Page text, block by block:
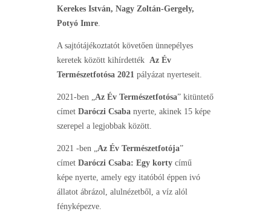
Kerekes István, Nagy Zoltán-Gergely,
Potyó Imre.
A sajtótájékoztatót követően ünnepélyes
keretek között kihírdették Az Év
Természetfotósa 2021 pályázat nyerteseit.
2021-ben „Az Év Természetfotósa” kitüntető
címet Daróczi Csaba nyerte, akinek 15 képe
szerepel a legjobbak között.
2021 -ben „Az Év Természetfotója”
címet Daróczi Csaba: Egy korty című
képe nyerte, amely egy itatóból éppen ivó
állatot ábrázol, alulnézetből, a víz alól
fényképezve.